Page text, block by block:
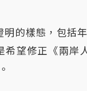
明的樣態，包括
望修正《兩岸